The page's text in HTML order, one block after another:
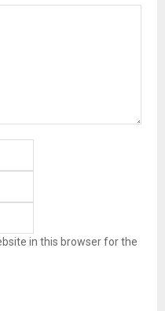
in this browser for the